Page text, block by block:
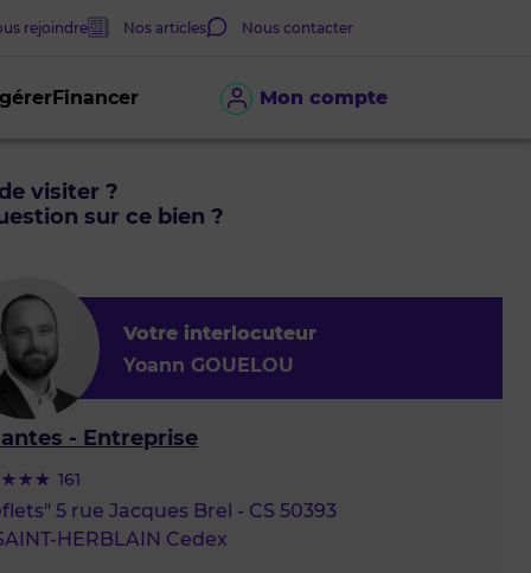
Mon compte
Financer
rejoindre Nos articles Nous contacter
visiter ?
sur ce bien ?
Votre interlocuteur
Yoann GOUELOU
- Entreprise
161
5 rue Jacques Brel - CS 50393
HERBLAIN Cedex